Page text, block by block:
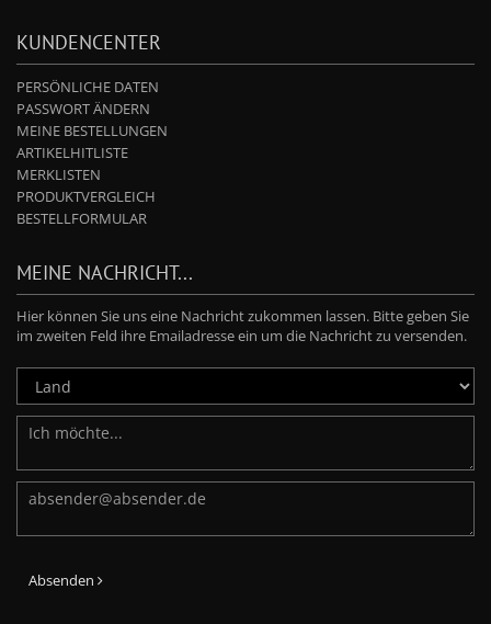
KUNDENCENTER
PERSÖNLICHE DATEN
PASSWORT ÄNDERN
MEINE BESTELLUNGEN
ARTIKELHITLISTE
MERKLISTEN
PRODUKTVERGLEICH
BESTELLFORMULAR
MEINE NACHRICHT...
Hier können Sie uns eine Nachricht zukommen lassen. Bitte geben Sie
im zweiten Feld ihre Emailadresse ein um die Nachricht zu versenden.
Absenden